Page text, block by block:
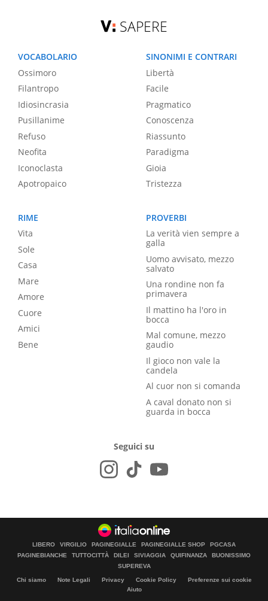
SAPERE
VOCABOLARIO
Ossimoro
Filantropo
Idiosincrasia
Pusillanime
Refuso
Neofita
Iconoclasta
Apotropaico
SINONIMI E CONTRARI
Libertà
Facile
Pragmatico
Conoscenza
Riassunto
Paradigma
Gioia
Tristezza
RIME
Vita
Sole
Casa
Mare
Amore
Cuore
Amici
Bene
PROVERBI
La verità vien sempre a
galla
Uomo avvisato, mezzo
salvato
Una rondine non fa
primavera
Il mattino ha l'oro in
bocca
Mal comune, mezzo
gaudio
Il gioco non vale la
candela
Al cuor non si comanda
A caval donato non si
guarda in bocca
Seguici su
LIBERO VIRGILIO PAGINEGIALLE PAGINEGIALLE SHOP
PGCASA
PAGINEBIANCHE
TUTTOCITTÀ DILEI SIVIAGGIA QUIFINANZA
BUONISSIMO
SUPEREVA
Chi siamo Note Legali Privacy Cookie Policy
Preferenze sui cookie
Aiuto